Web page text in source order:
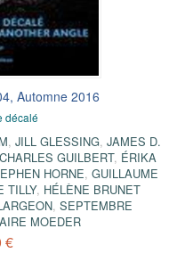
Automne 2016
décalé
, JILL GLESSING, JAMES D.
CHARLES GUILBERT, ÉRIKA
HORNE, GUILLAUME
TILLY, HÉLÈNE BRUNET
, SEPTEMBRE
MOEDER
€